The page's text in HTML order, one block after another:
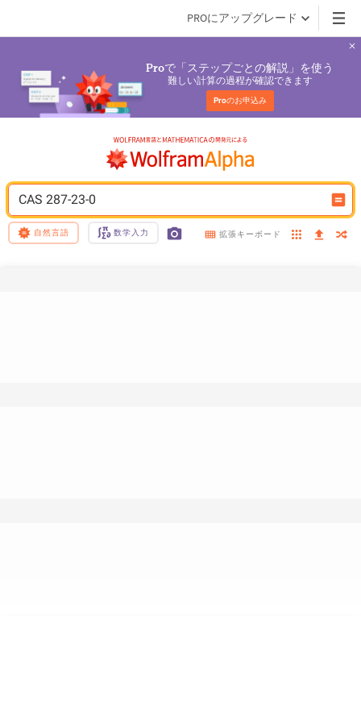
PROにアップグレード
Proで「ステップごとの解説」を使う
難しい計算の過程が確認できます
Proのお申込み
CAS 287-23-0
自然言語 数学入力 拡張キーボード